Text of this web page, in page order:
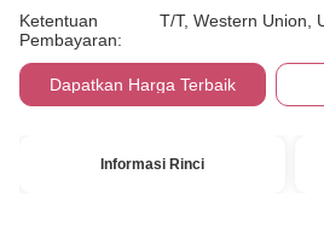
Ketentuan
Pembayaran:
T/T, Western Union,
Dapatkan Harga Terbaik
Informasi Rinci